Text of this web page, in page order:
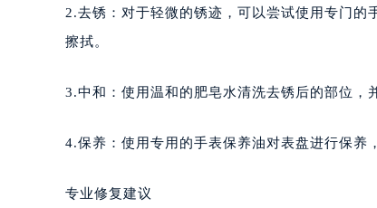
2.去锈：对于轻微的锈迹，可以尝试使用专门的
擦拭。
3.中和：使用温和的肥皂水清洗去锈后的部位，
4.保养：使用专用的手表保养油对表盘进行保养
专业修复建议